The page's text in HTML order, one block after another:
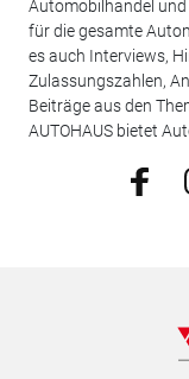
Automobilhandel
für die gesamte
es auch Interviews,
Zulassungszahlen,
Beiträge aus den
AUTOHAUS bietet